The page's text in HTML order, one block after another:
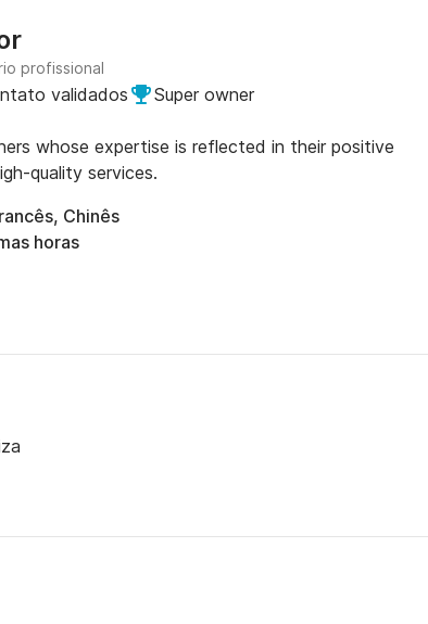
profissional
validados
Super owner
whose expertise is reflected in their positive
quality services.
Chinês
horas